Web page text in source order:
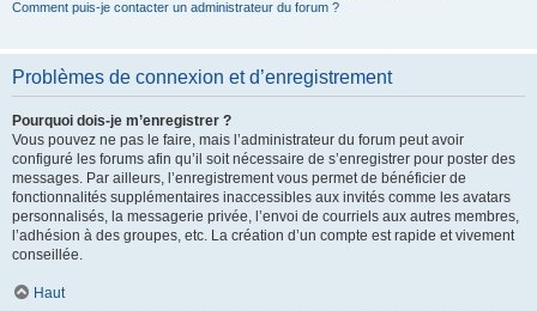
Comment puis-je contacter un administrateur du forum ?
Problèmes de connexion et d’enregistrement
Pourquoi dois-je m’enregistrer ?
Vous pouvez ne pas le faire, mais l’administrateur du forum peut avoir
configuré les forums afin qu’il soit nécessaire de s’enregistrer pour poster des
messages. Par ailleurs, l’enregistrement vous permet de bénéficier de
fonctionnalités supplémentaires inaccessibles aux invités comme les avatars
personnalisés, la messagerie privée, l’envoi de courriels aux autres membres,
l’adhésion à des groupes, etc. La création d’un compte est rapide et vivement
conseillée.
Haut